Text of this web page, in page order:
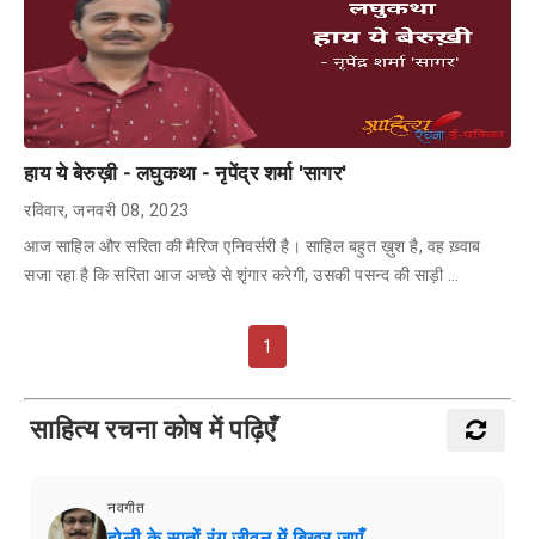
हाय ये बेरुख़ी - लघुकथा - नृपेंद्र शर्मा 'सागर'
रविवार, जनवरी 08, 2023
आज साहिल और सरिता की मैरिज एनिवर्सरी है। साहिल बहुत ख़ुश है, वह ख़्वाब
सजा रहा है कि सरिता आज अच्छे से शृंगार करेगी, उसकी पसन्द की साड़ी …
1
साहित्य रचना कोष में पढ़िएँ
नवगीत